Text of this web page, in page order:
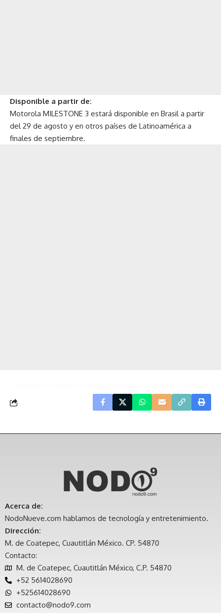
Disponible a partir de:
Motorola MILESTONE 3 estará disponible en Brasil a partir
del 29 de agosto y en otros países de Latinoamérica a
finales de septiembre.
Acerca de:
NodoNueve.com hablamos de tecnología y entretenimiento.
Dirección:
M. de Coatepec, Cuautitlán México. CP. 54870
Contacto:
M. de Coatepec, Cuautitlán México, C.P. 54870
+52 5614028690
+525614028690
contacto@nodo9.com